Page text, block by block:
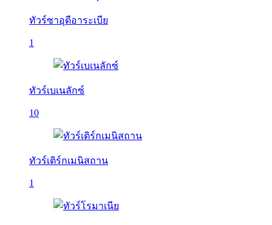
ทัวร์ซาอุดีอาระเบีย
1
ทัวร์เบเนลักซ์
10
ทัวร์เติร์กเมนิสถาน
1